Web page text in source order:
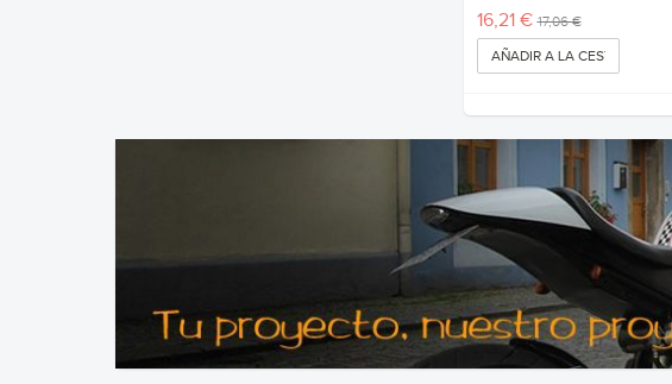
16,21 € 17,06 €
AÑADIR A LA CESTA